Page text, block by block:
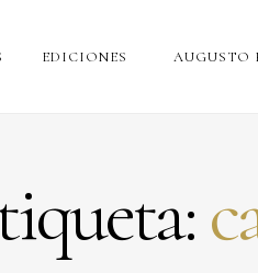
EDICIONES AUGUSTO